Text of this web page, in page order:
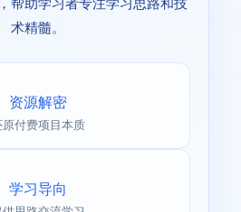
术精髓。
资源解密
原付费项目本质
学习导向